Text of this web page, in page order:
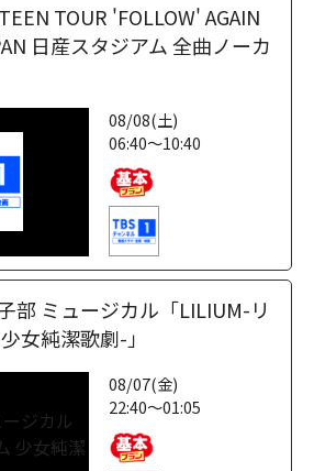
TOUR 'FOLLOW' AGAIN
日産スタジアム 全曲ノーカ
08/08(土)
06:40～10:40
部 ミュージカル「LILIUM-リ
女純潔歌劇-」
08/07(金)
22:40～01:05